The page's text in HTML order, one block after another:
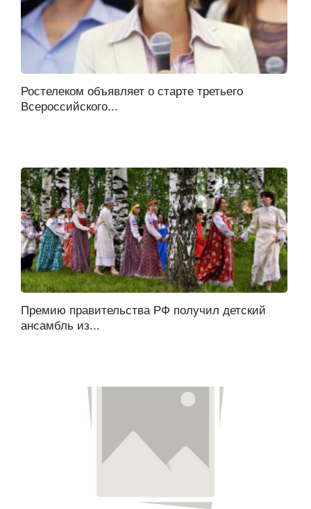
Ростелеком объявляет о старте третьего
Всероссийского...
Премию правительства РФ получил детский
ансамбль из...